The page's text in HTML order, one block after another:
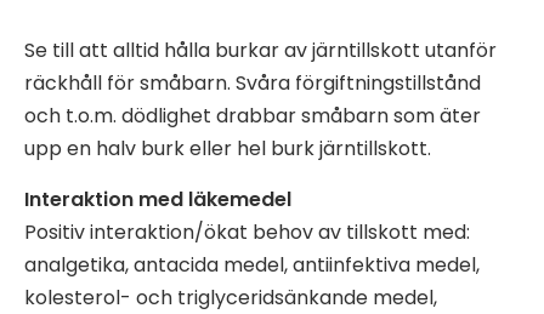
Se till att alltid hålla burkar av järntillskott utanför
räckhåll för småbarn. Svåra förgiftningstillstånd
och t.o.m. dödlighet drabbar småbarn som äter
upp en halv burk eller hel burk järntillskott.
Interaktion med läkemedel
Positiv interaktion/ökat behov av tillskott med:
analgetika, antacida medel, antiinfektiva medel,
kolesterol- och triglyceridsänkande medel,